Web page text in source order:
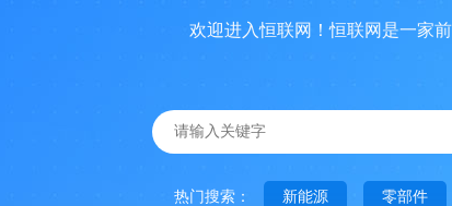
欢迎进入恒联网！恒联网是一家前
热门搜索： 新能源 零部件